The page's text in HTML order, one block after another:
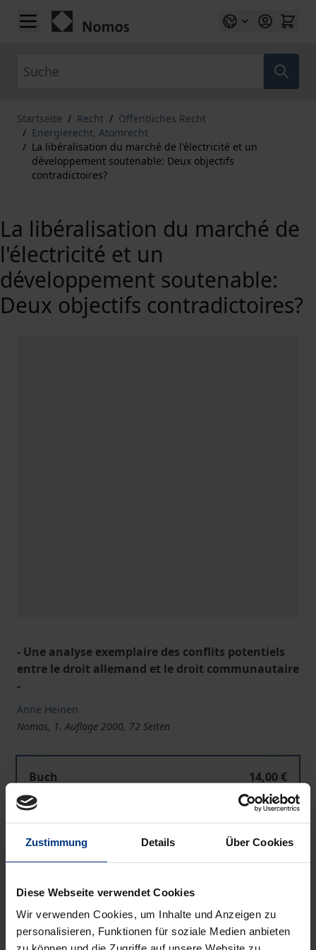
Zustimmung Details Über Cookies
Diese Webseite verwendet Cookies
Wir verwenden Cookies, um Inhalte und Anzeigen zu
personalisieren, Funktionen für soziale Medien anbieten
Zum Inhalt springen
Startseite / Recht / Öffentliches Recht
/ Energierecht, Atomrecht
/ La libéralisation du marché de l'électricité et un
développement soutenable: Deux objectifs
contradictoires?
La libéralisation du marché de
l'électricité et un
développement soutenable:
Deux objectifs contradictoires?
- Une analyse exemplaire des conflits potentiels
entre le droit allemand et le droit communautaire
-
Anne Heinen
Nomos, 1. Auflage 2000, 72 Seiten
Buch
14,00 €
ISBN 978-3-7890-7074-7
Nicht lieferbar
Hinweise zu Versandkosten